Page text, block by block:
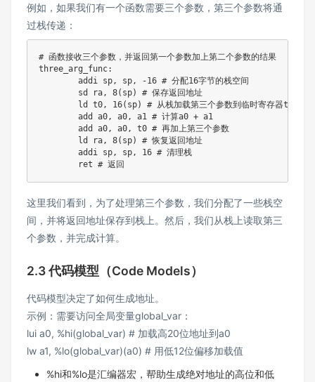
例如，如果我们有一个函数需要三个参数，第三个参数将通
过栈传递：
# 函数接收三个参数，并返回第一个参数加上第二个参数的结果
three_arg_func:
	addi sp
, sp , -16 # 分配16字节的栈空间
	sd ra
, 8( sp)
# 保存返回地址
	ld t0
, 16( sp)
# 从栈加载第三个参数到临时寄存器t0
	add a0
, a0 , a1 # 计算a0 + a1
	add a0
, a0 ,
t0 # 再加上第三个参数
	ld ra
, 8( sp)
# 恢复返回地址
	addi sp
, sp , 16 # 清理栈
这里我们看到，为了处理第三个参数，我们分配了一些栈空
间，并将返回地址保存到栈上。然后，我们从栈上读取第三
个参数，并完成计算。
2.3 代码模型（Code Models）
代码模型决定了如何生成地址。
示例：需要访问全局变量global_var：
lui a0, %hi(global_var) # 加载高20位地址到a0
lw a1, %lo(global_var)(a0) # 用低12位偏移加载值
%hi和%lo是汇编器宏，帮助生成绝对地址的高位和低